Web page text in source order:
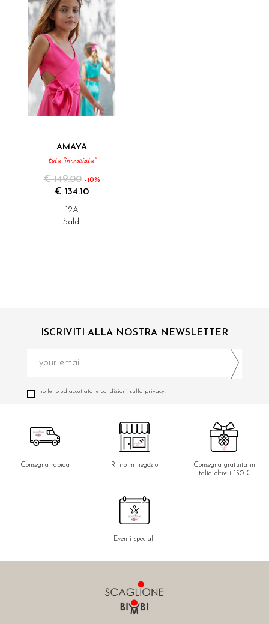
AMAYA
tuta "incrociata"
€ 149.00 -10%
€ 134.10
12A
Saldi
ISCRIVITI ALLA NOSTRA NEWSLETTER
ho letto ed accettato le condizioni sulla privacy.
Consegna rapida Ritiro in negozio
Consegna gratuita in
Italia oltre i 150 €
Eventi speciali